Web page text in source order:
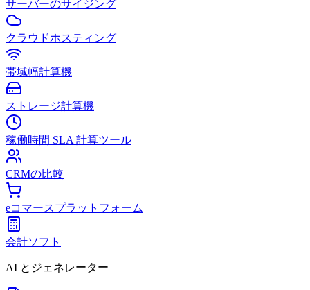
サーバーのサイジング
クラウドホスティング
帯域幅計算機
ストレージ計算機
稼働時間 SLA 計算ツール
CRMの比較
eコマースプラットフォーム
会計ソフト
AI とジェネレーター